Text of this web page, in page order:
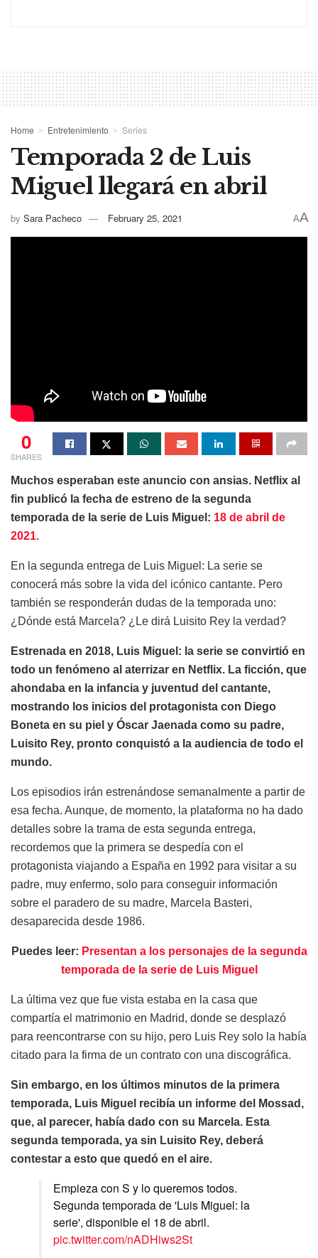
Home Entretenimiento Series
Temporada 2 de Luis
Miguel llegará en abril
by Sara Pacheco February 25, 2021 AA
0
SHARES
Muchos esperaban este anuncio con ansias. Netflix al
fin publicó la fecha de estreno de la segunda
temporada de la serie de Luis Miguel: 18 de abril de
2021.
En la segunda entrega de Luis Miguel: La serie se
conocerá más sobre la vida del icónico cantante. Pero
también se responderán dudas de la temporada uno:
¿Dónde está Marcela? ¿Le dirá Luisito Rey la verdad?
Estrenada en 2018, Luis Miguel: la serie se convirtió en
todo un fenómeno al aterrizar en Netflix. La ficción, que
ahondaba en la infancia y juventud del cantante,
mostrando los inicios del protagonista con Diego
Boneta en su piel y Óscar Jaenada como su padre,
Luisito Rey, pronto conquistó a la audiencia de todo el
mundo.
Los episodios irán estrenándose semanalmente a partir de
esa fecha. Aunque, de momento, la plataforma no ha dado
detalles sobre la trama de esta segunda entrega,
recordemos que la primera se despedía con el
protagonista viajando a España en 1992 para visitar a su
padre, muy enfermo, solo para conseguir información
sobre el paradero de su madre, Marcela Basteri,
desaparecida desde 1986.
Puedes leer: Presentan a los personajes de la segunda
temporada de la serie de Luis Miguel
La última vez que fue vista estaba en la casa que
compartía el matrimonio en Madrid, donde se desplazó
para reencontrarse con su hijo, pero Luis Rey solo la había
citado para la firma de un contrato con una discográfica.
Sin embargo, en los últimos minutos de la primera
temporada, Luis Miguel recibía un informe del Mossad,
que, al parecer, había dado con su Marcela. Esta
segunda temporada, ya sin Luisito Rey, deberá
contestar a esto que quedó en el aire.
Empieza con S y lo queremos todos.
Segunda temporada de 'Luis Miguel: la
serie', disponible el 18 de abril.
pic.twitter.com/nADHiws2St